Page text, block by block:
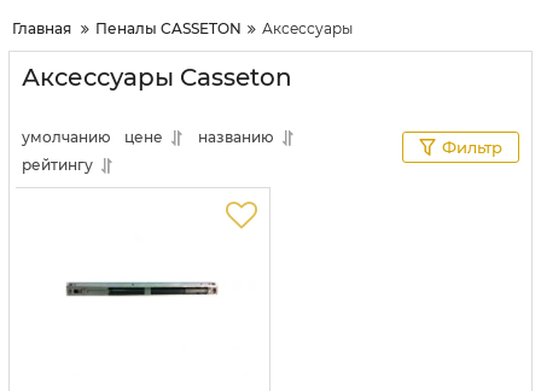
Главная Пеналы CASSETON Аксессуары
Аксессуары Casseton
умолчанию цене
названию
рейтингу
Фильтр